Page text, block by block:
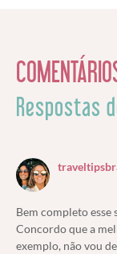
Respostas
Bem completo esse
Concordo que a
exemplo, não vou